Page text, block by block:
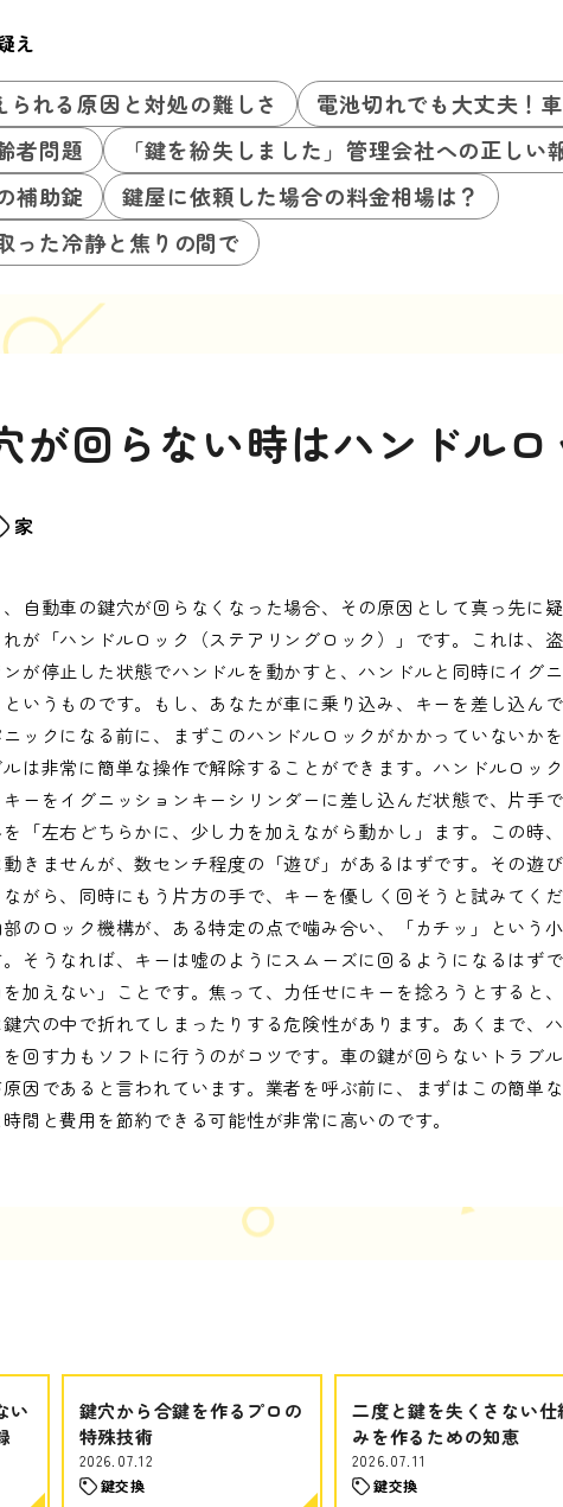
え
れる原因と対処の難しさ
電池切れでも大丈夫！
者問題
「鍵を紛失しました」管理会社への正し
補助錠
鍵屋に依頼した場合の料金相場は？
った冷静と焦りの間で
が回らない時はハンドル
家
自動車の鍵穴が回らなくなった場合、その原因として真っ先に
が「ハンドルロック（ステアリングロック）」です。これは、
が停止した状態でハンドルを動かすと、ハンドルと同時にイグ
いうものです。もし、あなたが車に乗り込み、キーを差し込ん
ックになる前に、まずこのハンドルロックがかかっていないか
は非常に簡単な操作で解除することができます。ハンドルロッ
ーをイグニッションキーシリンダーに差し込んだ状態で、片手
「左右どちらかに、少し力を加えながら動かし」ます。この時
きませんが、数センチ程度の「遊び」があるはずです。その遊
がら、同時にもう片方の手で、キーを優しく回そうと試みてく
のロック機構が、ある特定の点で噛み合い、「カチッ」という
そうなれば、キーは嘘のようにスムーズに回るようになるはず
加えない」ことです。焦って、力任せにキーを捻ろうとすると
穴の中で折れてしまったりする危険性があります。あくまで、
回す力もソフトに行うのがコツです。車の鍵が回らないトラブ
因であると言われています。業者を呼ぶ前に、まずはこの簡単
間と費用を節約できる可能性が非常に高いのです。
い
鍵穴から合鍵を作るプロの
特殊技術
2026.07.12
鍵交換
二度と鍵を失くさない仕
みを作るための知恵
2026.07.11
鍵交換